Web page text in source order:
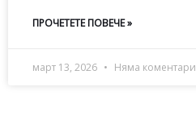
ПРОЧЕТЕТЕ ПОВЕЧЕ »
март 13, 2026 Няма коментари